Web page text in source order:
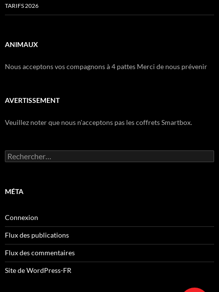
TARIFS 2026
ANIMAUX
Nous acceptons vos compagnons à 4 pattes Merci de nous prévenir
AVERTISSEMENT
Veuillez noter que nous n'acceptons pas les coffrets Smartbox.
Rechercher :
MÉTA
Connexion
Flux des publications
Flux des commentaires
Site de WordPress-FR